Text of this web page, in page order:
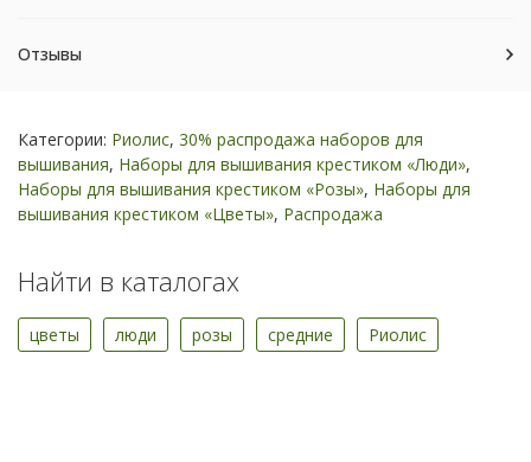
Отзывы
Категории: Риолис, 30% распродажа наборов для
вышивания, Наборы для вышивания крестиком «Люди»,
Наборы для вышивания крестиком «Розы», Наборы для
вышивания крестиком «Цветы», Распродажа
Найти в каталогах
цветы люди розы средние Риолис